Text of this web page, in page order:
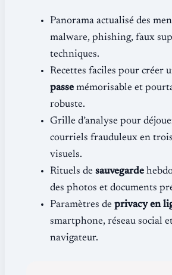
Panorama actualisé des
malware, phishing, faux
techniques.
Recettes faciles pour créer
passe mémorisable et
robuste.
Grille d’analyse pour
courriels frauduleux en
visuels.
Rituels de sauvegarde
des photos et documents
Paramètres de privacy en
smartphone, réseau social
navigateur.